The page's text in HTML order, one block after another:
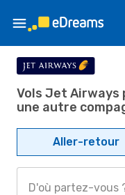
Vols Jet Airways
une autre
Aller-retour
D'où partez-vous